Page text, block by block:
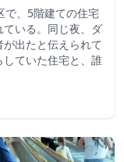
で、5階建ての住宅
いる。同じ夜、ダ
出たと伝えられて
ていた住宅と、誰